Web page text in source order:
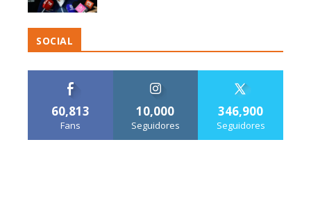
SOCIAL
60,813
Fans
10,000
Seguidores
346,900
Seguidores